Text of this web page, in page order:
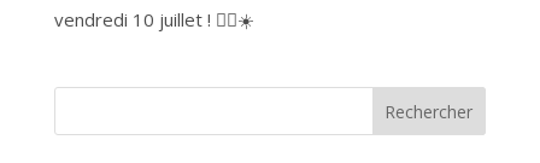
vendredi 10 juillet ! 🏃‍♂️☀️
Rechercher